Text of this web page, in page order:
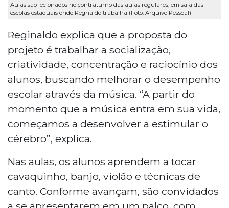
Aulas são lecionados no contraturno das aulas regulares, em sala das
escolas estaduais onde Regnaldo trabalha (Foto: Arquivo Pessoal)
Reginaldo explica que a proposta do
projeto é trabalhar a socialização,
criatividade, concentração e raciocínio dos
alunos, buscando melhorar o desempenho
escolar através da música. “A partir do
momento que a música entra em sua vida,
começamos a desenvolver a estimular o
cérebro”, explica.
Nas aulas, os alunos aprendem a tocar
cavaquinho, banjo, violão e técnicas de
canto. Conforme avançam, são convidados